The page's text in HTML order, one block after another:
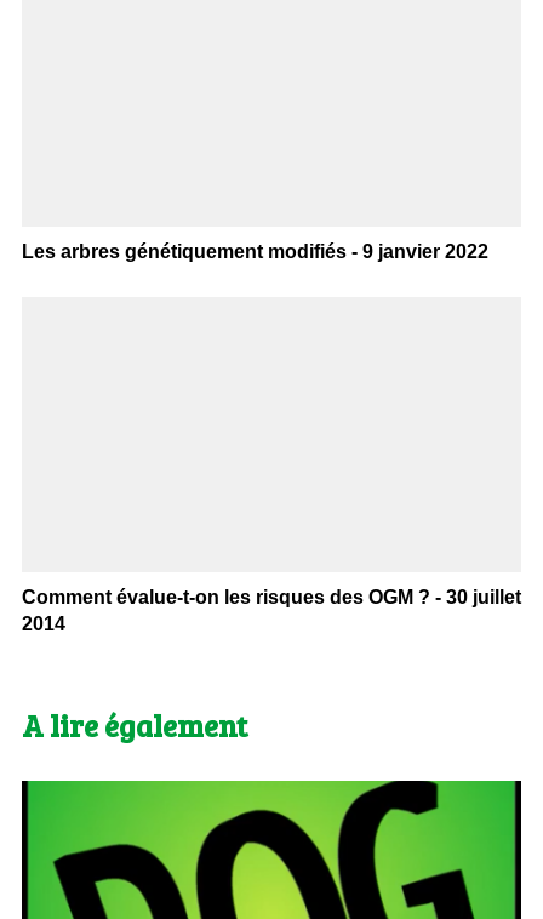
Les arbres génétiquement modifiés - 9 janvier 2022
Comment évalue-t-on les risques des OGM ? - 30 juillet
2014
A lire également